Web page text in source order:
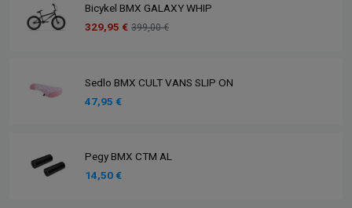
Bicykel BMX GALAXY WHIP
329,95 € 399,00 €
Sedlo BMX CULT VANS SLIP ON
47,95 €
Pegy BMX CTM AL
14,50 €